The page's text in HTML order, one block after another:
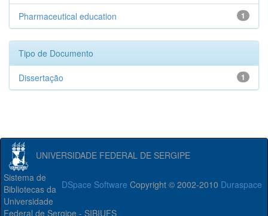
1
Pharmaceutical education
Tipo de Documento
1
Dissertação
UNIVERSIDADE FEDERAL DE SERGIPE
DSpace Software Copyright © 2002-2010 Duraspace
Sistema de
Bibliotecas da
Universidade
Federal de Sergipe - SIBIUFS